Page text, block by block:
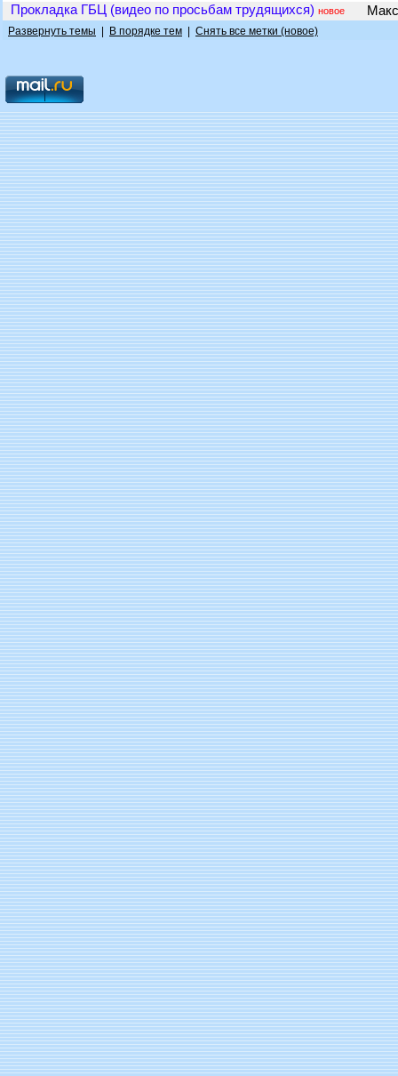
Прокладка ГБЦ (видео по просьбам трудящихся) новое
Развернуть темы В порядке тем Снять все метки (новое)